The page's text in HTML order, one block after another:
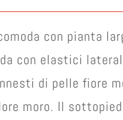
con pianta
con elastici
di pelle fiore
moro. Il